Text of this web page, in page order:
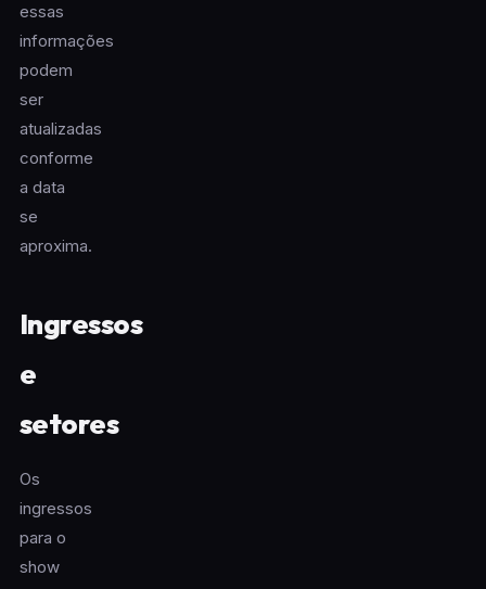
essas
informações
podem
ser
atualizadas
conforme
a data
se
aproxima.
Ingressos
e
setores
Os
ingressos
para o
show